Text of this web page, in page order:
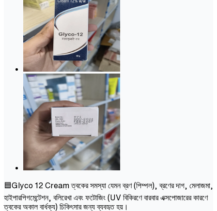
🟦Glyco 12 Cream ত্বকের সমস্যা যেমন ব্রণ (পিম্পল), ব্রণের দাগ, মেলাজমা,
হাইপারপিগমেন্টেশন, বলিরেখা এবং ফটোজিং (UV বিকিরণে বারবার এক্সপোজারের কারণে
ত্বকের অকাল বার্ধক্য) চিকিৎসার জন্য ব্যবহৃত হয়।